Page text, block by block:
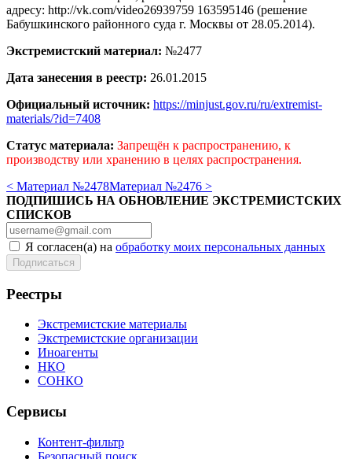
адресу: http://vk.com/video26939759 163595146 (решение
Бабушкинского районного суда г. Москвы от 28.05.2014).
Экстремистский материал: №2477
Дата занесения в реестр: 26.01.2015
Официальный источник: https://minjust.gov.ru/ru/extremist-
materials/?id=7408
Статус материала: Запрещён к распространению, к
производству или хранению в целях распространения.
< Материал №2478Материал №2476 >
ПОДПИШИСЬ НА ОБНОВЛЕНИЕ ЭКСТРЕМИСТСКИХ
СПИСКОВ
Я согласен(а) на обработку моих персональных данных
Реестры
Экстремистские материалы
Экстремистские организации
Иноагенты
НКО
СОНКО
Сервисы
Контент-фильтр
Безопасный поиск